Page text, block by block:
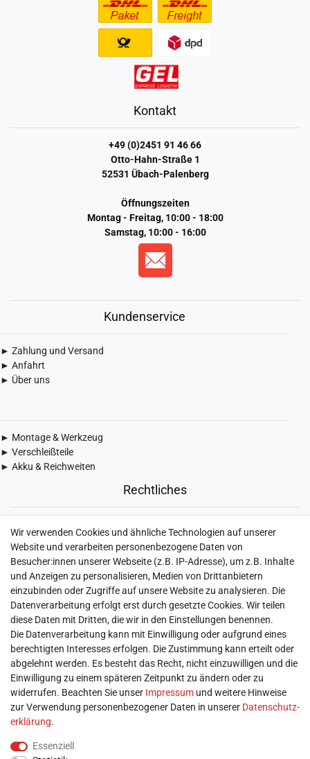
Kontakt
+49 (0)2451 91 46 66
Otto-Hahn-Straße 1
52531 Übach-Palenberg
Öffnungszeiten
Montag - Freitag, 10:00 - 18:00
Samstag, 10:00 - 16:00
Kundenservice
► Zahlung und Versand
► Anfahrt
► Über uns
► Montage & Werkzeug
► Verschleißteile
► Akku & Reichweiten
Rechtliches
► Impressum
► Daten­schutz­erklärung
► AGB & Kundeninformation
► Barrierefreiheitserklärung
► Batterieentsorgung
► Kontakt
Mein Konto
► Registrieren
► Login
► Warenkorb
► Zur Kasse
Wir verwenden Cookies und ähnliche Technologien auf unserer
Website und verarbeiten personenbezogene Daten von
Besucher:innen unserer Webseite (z.B. IP-Adresse), um z.B. Inhalte
und Anzeigen zu personalisieren, Medien von Drittanbietern
einzubinden oder Zugriffe auf unsere Website zu analysieren. Die
Datenverarbeitung erfolgt erst durch gesetzte Cookies. Wir teilen
diese Daten mit Dritten, die wir in den Einstellungen benennen.
Die Datenverarbeitung kann mit Einwilligung oder aufgrund eines
berechtigten Interesses erfolgen. Die Zustimmung kann erteilt oder
abgelehnt werden. Es besteht das Recht, nicht einzuwilligen und die
Einwilligung zu einem späteren Zeitpunkt zu ändern oder zu
widerrufen. Beachten Sie unser Impressum und weitere Hinweise
zur Verwendung personenbezogener Daten in unserer Daten­schutz­
erklärung.
Essenziell